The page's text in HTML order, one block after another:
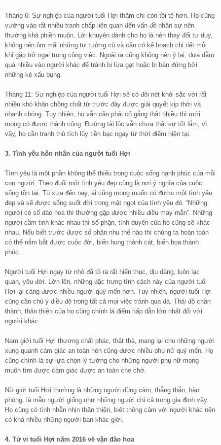
Tháng 6: Sự nghiệp của người tuổi Hợi thậm chí còn tồi tệ hơn. Họ cũng
vướng vào rất nhiều tranh chấp liên quan đến vấn đề nhân sự nên
thường khá phiền muộn. Lời khuyên dành cho họ là nên thay đổi tư duy,
không nên ôm mãi những tư tưởng cũ và cần có kế hoạch chi tiết mỗi
khi gặp trở ngại trong công việc. Ngoài ra cũng không nên ỷ lại, dựa dẫm
quá nhiều vào người khác để tránh bị lừa gạt hoặc bị bán đứng bởi
những kẻ xấu bụng.
Tháng 11: Sự nghiệp của người tuổi Hợi sẽ có đôi nét khỏi sắc với rất
nhiều khó khăn chồng chất từ trước đây được giải quyết kịp thời và
nhanh chóng. Tuy nhiên, họ vẫn cần phải cố gắng thật nhiều thì mới
mong có được thành công. Đường tài lộc vẫn chưa thật sự tốt lắm, vì
vậy, họ cần tranh thủ tích lũy tiền bạc ngay từ thời điểm hiện tại.
3. Tình yêu hôn nhân của người tuổi Hợi
Tình yêu là một phần không thể thiếu trong cuộc sống hạnh phúc của mỗi
con người. Theo đuổi một tình yêu đẹp cũng là nơi ý nghĩa của cuộc
sống tồn tại. Tù xưa đến nay, ai cũng mong muốn có được một tình yêu
đẹp và sẽ được sống suốt đời trong mật ngọt của tình yêu đó. “Những
người có số đào hoa thì thường gặp được nhiều điều may mắn”. Những
người cầm tinh khác nhau thì số phận, tình duyên của họ cũng sẽ khác
nhau. Nếu biết trước được số phận nhu thế nào thì chúng ta hoàn toàn
có thể nắm bắt được cuộc đời, biến hung thành cát, biến họa thành
phúc.
Người tuổi Hợi ngay từ nhỏ đã tỏ ra rất hiển thục, dịu dàng, luôn lạc
quan, yêu đời. Lớn lên, những đặc trưng tính cách này của người tuổi
Hợi lại càng được nhiều người quý mến hơn. Tuy nhiên, người tuổi Hợi
cũng cần chú ý điều độ trong tất cả mọi việc tránh qua đà. Thái độ chân
thành, thân thiện của họ cũng chính là điểm hấp dẫn lớn nhất đối với
người khác.
Nam giới tuổi Hợi thương chất phác, thật thà, mang lại cho những người
xung quanh cảm giác an toàn nên cũng được nhiều phụ nữ quý mến. Họ
cũng chính là sự lựa chọn lý tưởng cho những người phụ nữ mong
muôn tìm được cảm giác được an toàn che chở.
Nữ giới tuổi Hợi thường là những người dũng cảm, thẳng thắn, hào
phóng, là mẫu người giống như những người chị cả trong gia đình vậy.
Họ cũng có tính nhẫn nhịn thân thiện, biêt thông cảm với người khác nên
có khá nhiều những người bạn khác giới.
4. Tử vi tuổi Hợi năm 2016 về vận đào hoa